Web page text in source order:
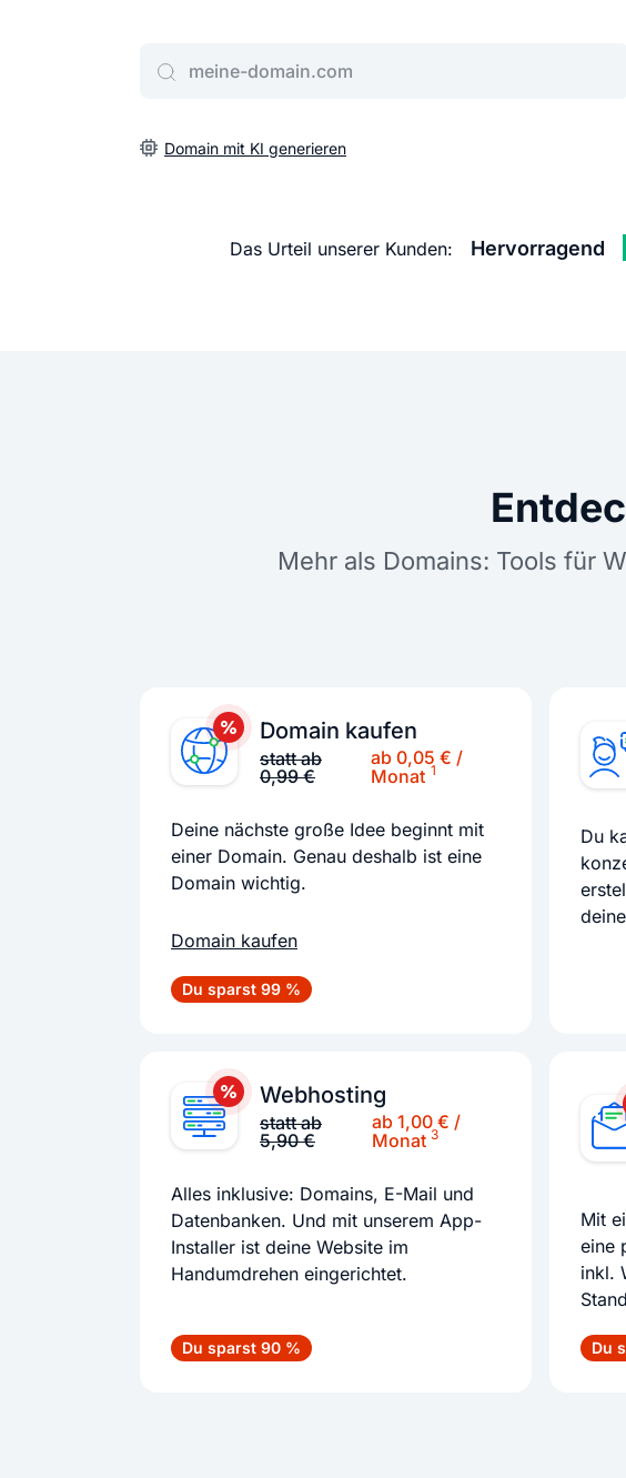
Domain mit KI generieren
Das Urteil unserer Kunden: Hervorragend
Mehr als Domains: Tools für
Domain kaufen
statt ab
0,99 €
ab 0,05 € /
Monat 1
Deine nächste große Idee beginnt mit
einer Domain. Genau deshalb ist eine
Domain wichtig.
Domain kaufen
Du sparst 99 %
Du
Webhosting
statt ab
5,90 €
ab 1,00 € /
Monat3
Alles inklusive: Domains, E-Mail und
Datenbanken. Und mit unserem App-
Installer ist deine Website im
Handumdrehen eingerichtet.
Du sparst 90 %
Mit
eine
inkl.
Du